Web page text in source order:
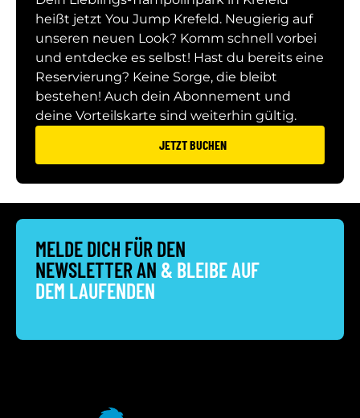
heißt jetzt You Jump Krefeld. Neugierig auf
unseren neuen Look? Komm schnell vorbei
und entdecke es selbst! Hast du bereits eine
Reservierung? Keine Sorge, die bleibt
bestehen! Auch dein Abonnement und
deine Vorteilskarte sind weiterhin gültig.
JETZT BUCHEN
MELDE DICH FÜR DEN
NEWSLETTER AN& BLEIBE AUF
DEM LAUFENDEN